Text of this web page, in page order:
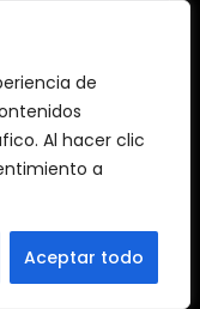
de
Al hacer clic
a
Aceptar todo
de
y
precisión
del
con